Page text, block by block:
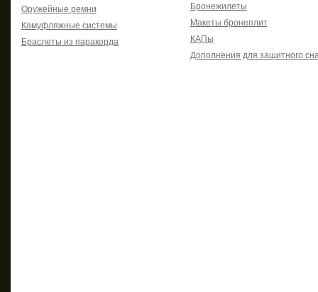
Оружейные ремни
Камуфляжные системы
Браслеты из паракорда
Бронежилеты
Макеты бронеплит
КАПы
Дополнения для защитного